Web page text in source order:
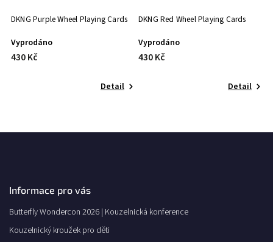
DKNG Purple Wheel Playing Cards
Vyprodáno
430 Kč
Detail
DKNG Red Wheel Playing Cards
Vyprodáno
430 Kč
Detail
Informace pro vás
Butterfly Wondercon 2026 | Kouzelnická konference
Kouzelnický kroužek pro děti